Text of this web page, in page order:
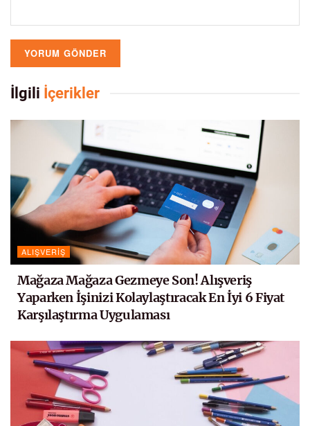
İlgili İçerikler
ALIŞVERIŞ
Mağaza Mağaza Gezmeye Son! Alışveriş
Yaparken İşinizi Kolaylaştıracak En İyi 6 Fiyat
Karşılaştırma Uygulaması